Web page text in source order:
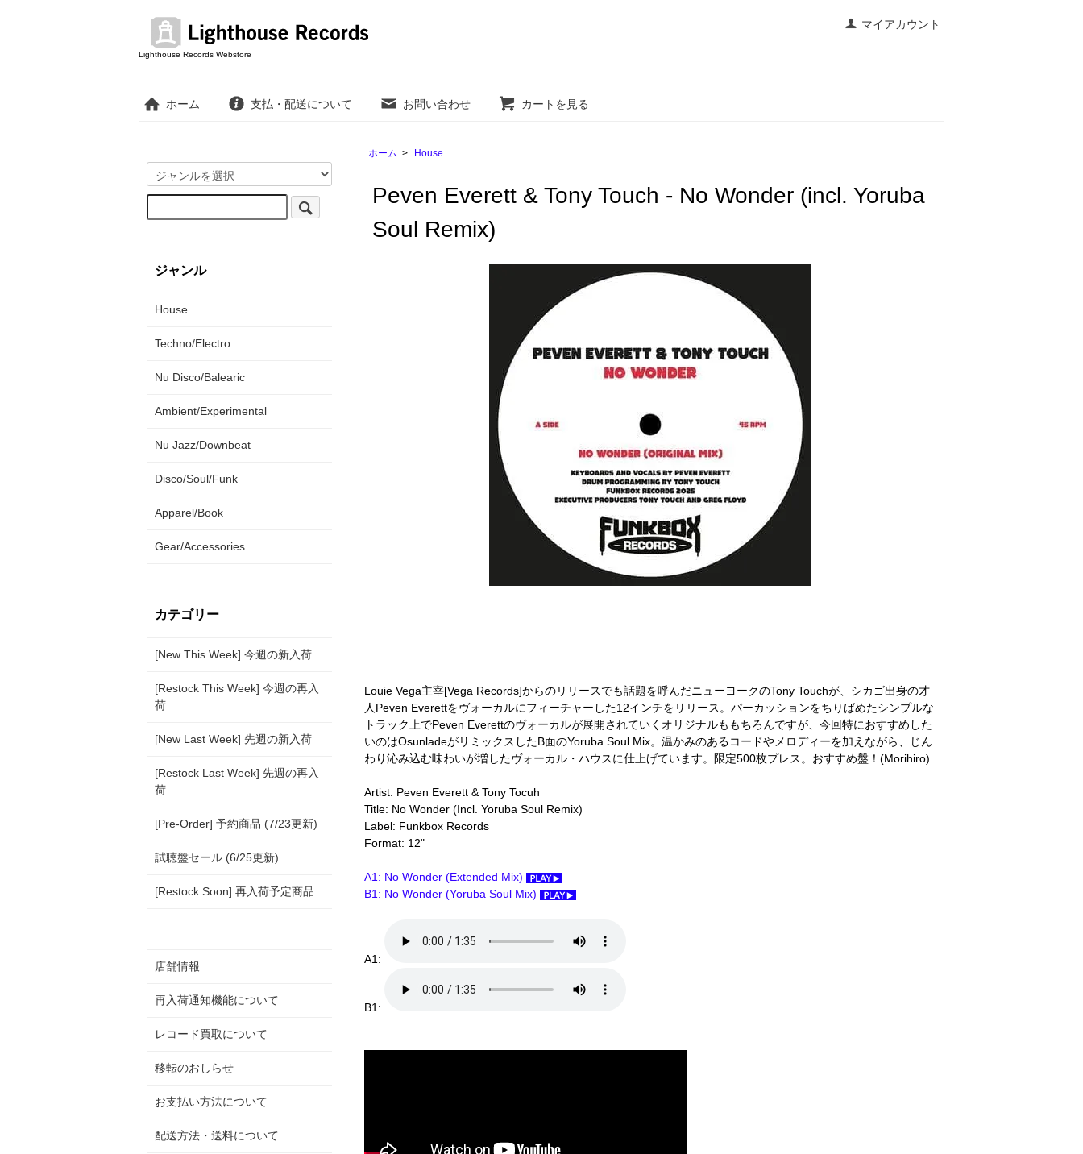
マイアカウント
Lighthouse Records Webstore
ホーム 支払・配送について お問い合わせ カートを見る
ホーム > House
Peven Everett & Tony Touch - No Wonder (incl. Yoruba
Soul Remix)
Louie Vega主宰[Vega Records]からのリリースでも話題を呼んだニューヨークのTony Touchが、シカゴ出身の才
人Peven Everettをヴォーカルにフィーチャーした12インチをリリース。パーカッションをちりばめたシンプルな
トラック上でPeven Everettのヴォーカルが展開されていくオリジナルももちろんですが、今回特におすすめした
いのはOsunladeがリミックスしたB面のYoruba Soul Mix。温かみのあるコードやメロディーを加えながら、じん
わり沁み込む味わいが増したヴォーカル・ハウスに仕上げています。限定500枚プレス。おすすめ盤！(Morihiro)
Artist: Peven Everett & Tony Tocuh
Title: No Wonder (Incl. Yoruba Soul Remix)
Label: Funkbox Records
Format: 12"
A1: No Wonder (Extended Mix)
B1: No Wonder (Yoruba Soul Mix)
A1:
B1:
ジャンル
House
Techno/Electro
Nu Disco/Balearic
Ambient/Experimental
Nu Jazz/Downbeat
Disco/Soul/Funk
Apparel/Book
Gear/Accessories
カテゴリー
[New This Week] 今週の新入荷
[Restock This Week] 今週の再入
荷
[New Last Week] 先週の新入荷
[Restock Last Week] 先週の再入
荷
[Pre-Order] 予約商品 (7/23更新)
試聴盤セール (6/25更新)
[Restock Soon] 再入荷予定商品
店舗情報
再入荷通知機能について
レコード買取について
移転のおしらせ
お支払い方法について
配送方法・送料について